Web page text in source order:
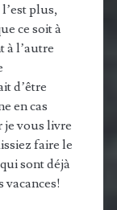
plus,
ce soit à
à l’autre
d’être
en cas
je vous livre
faire le
sont déjà
vacances!